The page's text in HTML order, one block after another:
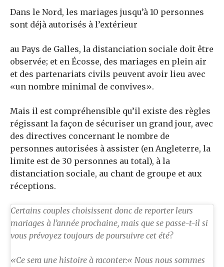
Dans le Nord, les mariages jusqu’à 10 personnes
sont déjà autorisés à l’extérieur
au Pays de Galles, la distanciation sociale doit être
observée; et en Écosse, des mariages en plein air
et des partenariats civils peuvent avoir lieu avec
«un nombre minimal de convives».
Mais il est compréhensible qu’il existe des règles
régissant la façon de sécuriser un grand jour, avec
des directives concernant le nombre de
personnes autorisées à assister (en Angleterre, la
limite est de 30 personnes au total), à la
distanciation sociale, au chant de groupe et aux
réceptions.
Certains couples choisissent donc de reporter leurs
mariages à l’année prochaine, mais que se passe-t-il si
vous prévoyez toujours de poursuivre cet été?
«Ce sera une histoire à raconter:« Nous nous sommes